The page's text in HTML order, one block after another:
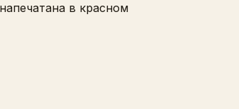
в красном